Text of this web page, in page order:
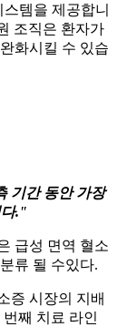
템을 제공합니
조직은 환자가
화시킬 수 있습
기간 동안 가장
다."
급성 면역 혈소
류 될 수있다.
증 시장의 지배
째 치료 라인